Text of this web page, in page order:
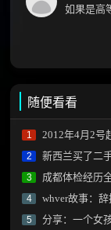
随便看看
1 2012年4月2号
2 新西兰买了二
3 成都体检经历
4 whver故事：
5 分享：一个女